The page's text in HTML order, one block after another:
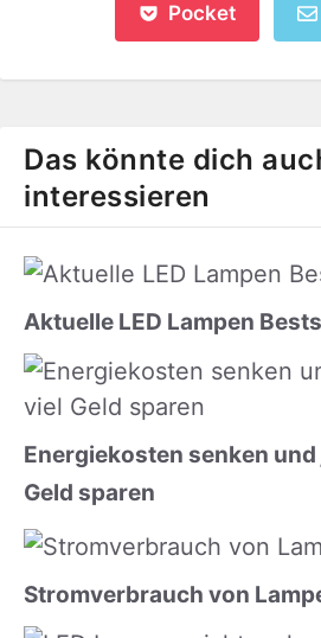
Pocket
Das könnte dich
interessieren
Aktuelle LED Lampen
Energiekosten senken
Geld sparen
Stromverbrauch von